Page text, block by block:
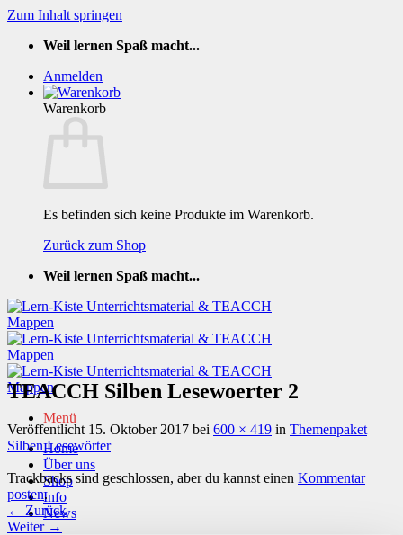
Zum Inhalt springen
Weil lernen Spaß macht...
Anmelden
Warenkorb
Es befinden sich keine Produkte im Warenkorb.
Zurück zum Shop
Weil lernen Spaß macht...
Menü
Home
Über uns
Shop
Info
News
TEACCH Silben Lesewoerter 2
Veröffentlicht 15. Oktober 2017 bei 600 × 419 in Themenpaket
Silben Lesewörter
Trackbacks sind geschlossen, aber du kannst einen Kommentar
posten.
← Zurück
Weiter →